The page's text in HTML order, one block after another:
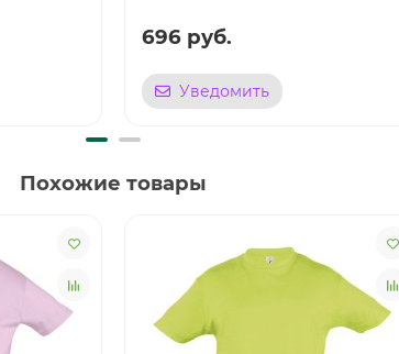
696 руб.
Уведомить
Похожие товары